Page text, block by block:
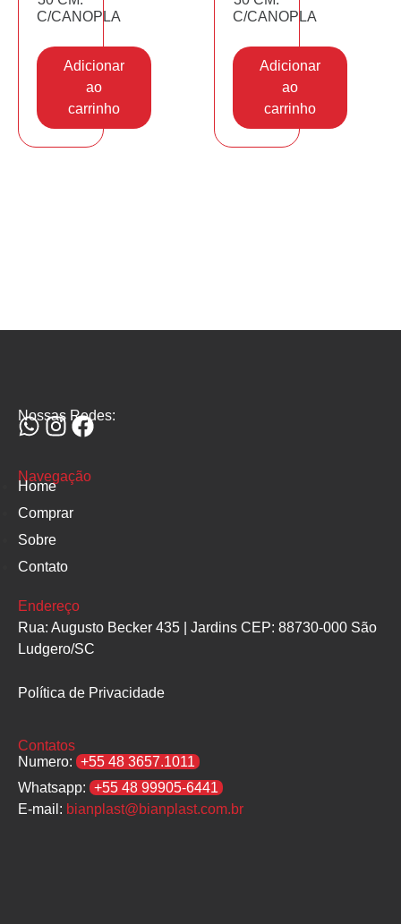
C/CANOPLA
Adicionar
ao
carrinho
C/CANOPLA
Adicionar
ao
carrinho
Nossas Redes:
Navegação
Home
Comprar
Sobre
Contato
Endereço
Rua: Augusto Becker 435 | Jardins CEP: 88730-000 São
Ludgero/SC
Política de Privacidade
Contatos
Numero: +55 48 3657.1011
Whatsapp: +55 48 99905-6441
E-mail: bianplast@bianplast.com.br